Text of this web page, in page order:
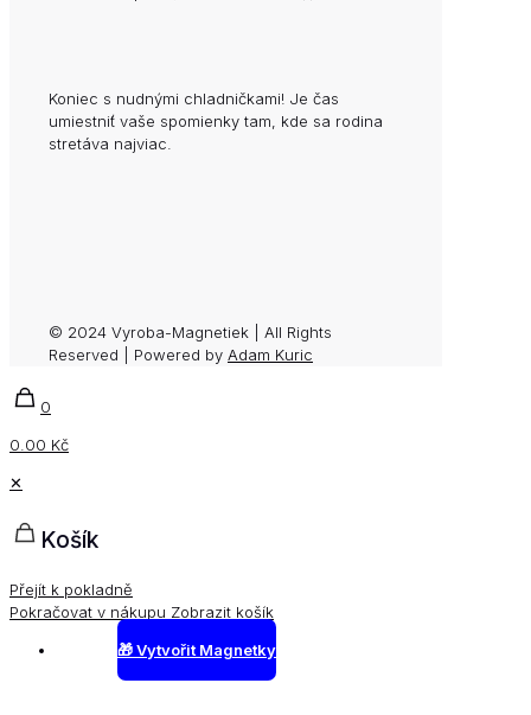
Koniec s nudnými chladničkami! Je čas
umiestniť vaše spomienky tam, kde sa rodina
stretáva najviac.
© 2024 Vyroba-Magnetiek | All Rights
Reserved | Powered by Adam Kuric
0
0.00 Kč
✕
Košík
Přejít k pokladně
Pokračovat v nákupu Zobrazit košík
🎁 Vytvořit Magnetky